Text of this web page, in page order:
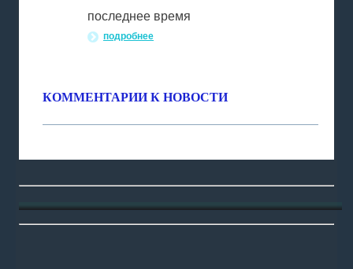
последнее время
подробнее
КОММЕНТАРИИ К НОВОСТИ